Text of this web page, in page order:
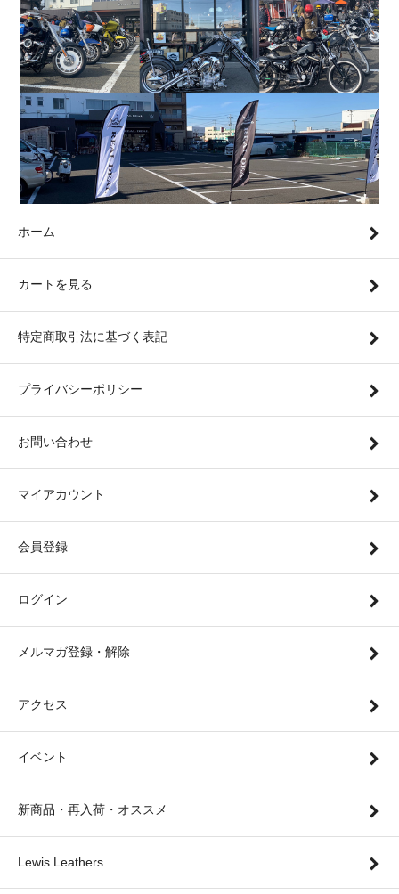
ホーム
カートを見る
特定商取引法に基づく表記
プライバシーポリシー
お問い合わせ
マイアカウント
会員登録
ログイン
メルマガ登録・解除
アクセス
イベント
新商品・再入荷・オススメ
Lewis Leathers